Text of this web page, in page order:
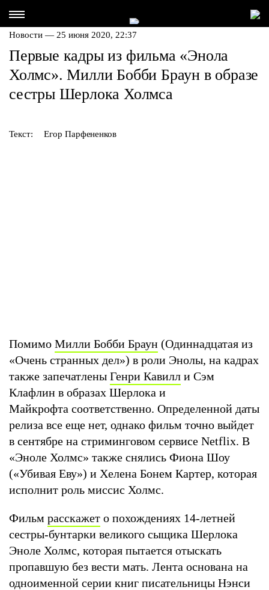
Новости — 25 июня 2020, 22:37
Первые кадры из фильма «Энола
Холмс». Милли Бобби Браун в образе
сестры Шерлока Холмса
Текст: Егор Парфененков
Помимо Милли Бобби Браун (Одиннадцатая из
«Очень странных дел») в роли Энолы, на кадрах
также запечатлены Генри Кавилл и Сэм
Клафлин в образах Шерлока и
Майкрофта соответственно. Определенной даты
релиза все еще нет, однако фильм точно выйдет
в сентябре на стриминговом сервисе Netflix. В
«Эноле Холмс» также снялись Фиона Шоу
(«Убивая Еву») и Хелена Бонем Картер, которая
исполнит роль миссис Холмс.
Фильм расскажет о похождениях 14-летней
сестры-бунтарки великого сыщика Шерлока
Эноле Холмс, которая пытается отыскать
пропавшую без вести мать. Лента основана на
одноименной серии книг писательницы Нэнси